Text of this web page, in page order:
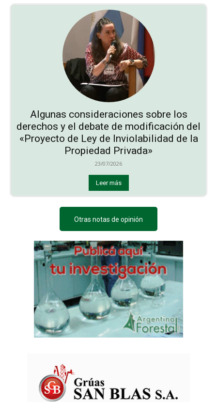
Algunas consideraciones sobre los
derechos y el debate de modificación del
«Proyecto de Ley de Inviolabilidad de la
Propiedad Privada»
23/07/2026
Leer más
Otras notas de opinión